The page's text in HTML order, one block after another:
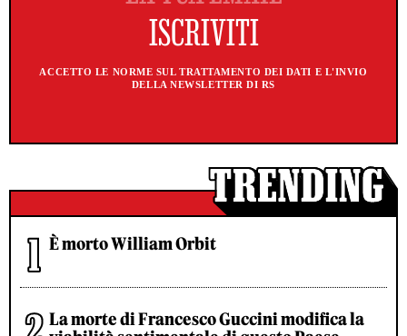
ACCETTO LE NORME SUL TRATTAMENTO DEI DATI E L'INVIO
DELLA NEWSLETTER DI RS
È morto William Orbit
La morte di Francesco Guccini modifica la